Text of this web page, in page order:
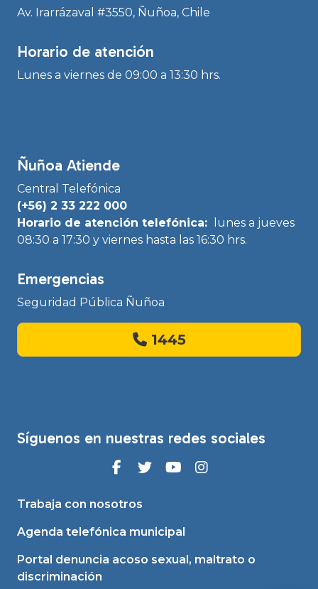
Av. Irarrázaval #3550, Ñuñoa, Chile
Horario de atención
Lunes a viernes de 09:00 a 13:30 hrs.
Ñuñoa Atiende
Central Telefónica
(+56) 2 33 222 000
Horario de atención telefónica:
lunes a jueves
08:30 a 17:30 y viernes hasta las 16:30 hrs.
Emergencias
Seguridad Pública Ñuñoa
1445
Síguenos en nuestras redes sociales
Trabaja con nosotros
Agenda telefónica municipal
Portal denuncia acoso sexual, maltrato o
discriminación